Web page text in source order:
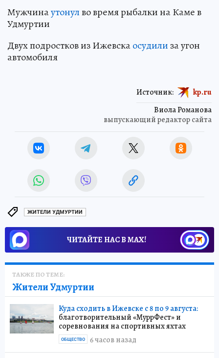
Мужчинаутонулво время рыбалки на Каме в
Удмуртии
Двух подростков из Ижевскаосудили за угон
автомобиля
Виола Романова
выпускающий редактор сайта
Источник: kp.ru
ЖИТЕЛИ УДМУРТИИ
ЧИТАЙТЕ НАС В МАХ!
ТАКЖЕ ПО ТЕМЕ:
Жители Удмуртии
Куда сходить в Ижевске с 8 по 9 августа:
благотворительный «МуррФест» и
соревнования на спортивных яхтах
6 часов назад
ОБЩЕСТВО